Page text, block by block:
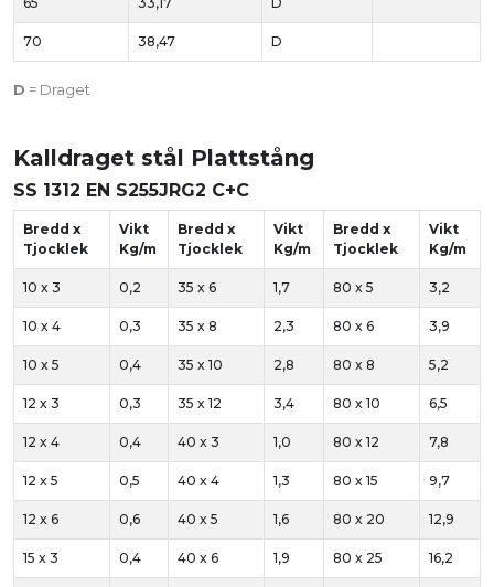
70 38,47 D
D = Draget
Kalldraget stål Plattstång
SS 1312 EN S255JRG2 C+C
Bredd x
Tjocklek
Vikt
Kg/m
Bredd x
Tjocklek
Vikt
Kg/m
Bredd x
Tjocklek
Vikt
Kg/m
10 x 3 0,2 35 x 6 1,7 80 x 5 3,2
10 x 4 0,3 35 x 8 2,3 80 x 6 3,9
10 x 5 0,4 35 x 10 2,8 80 x 8 5,2
12 x 3 0,3 35 x 12 3,4 80 x 10 6,5
12 x 4 0,4 40 x 3 1,0 80 x 12 7,8
12 x 5 0,5 40 x 4 1,3 80 x 15 9,7
12 x 6 0,6 40 x 5 1,6 80 x 20 12,9
15 x 3 0,4 40 x 6 1,9 80 x 25 16,2